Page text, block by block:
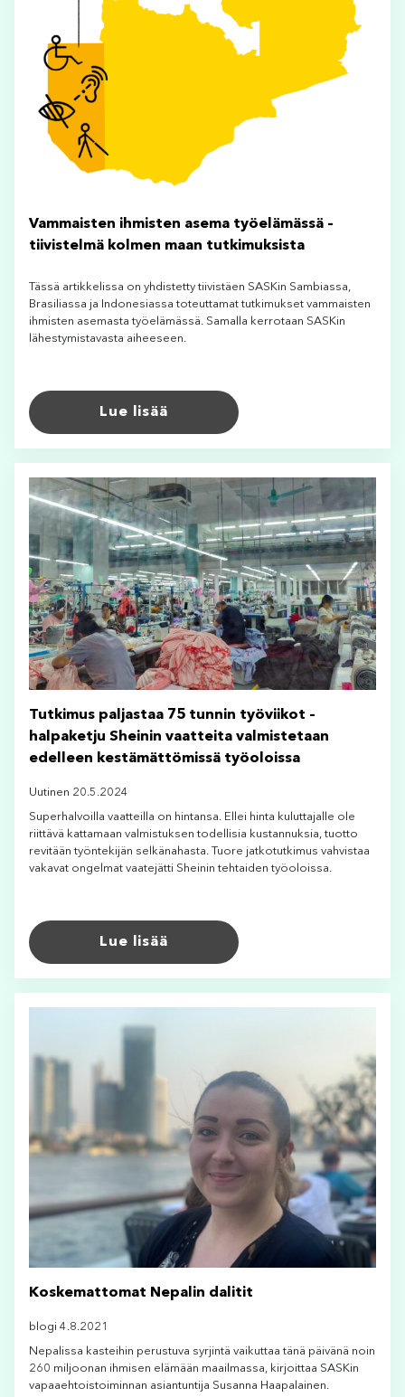
Vammaisten ihmisten asema työelämässä –
tiivistelmä kolmen maan tutkimuksista
Tässä artikkelissa on yhdistetty tiivistäen SASKin Sambiassa,
Brasiliassa ja Indonesiassa toteuttamat tutkimukset vammaisten
ihmisten asemasta työelämässä. Samalla kerrotaan SASKin
lähestymistavasta aiheeseen.
Lue lisää
Tutkimus paljastaa 75 tunnin työviikot –
halpaketju Sheinin vaatteita valmistetaan
edelleen kestämättömissä työoloissa
Uutinen 20.5.2024
Superhalvoilla vaatteilla on hintansa. Ellei hinta kuluttajalle ole
riittävä kattamaan valmistuksen todellisia kustannuksia, tuotto
revitään työntekijän selkänahasta. Tuore jatkotutkimus vahvistaa
vakavat ongelmat vaatejätti Sheinin tehtaiden työoloissa.
Lue lisää
Koskemattomat Nepalin dalitit
blogi 4.8.2021
Nepalissa kasteihin perustuva syrjintä vaikuttaa tänä päivänä noin
260 miljoonan ihmisen elämään maailmassa, kirjoittaa SASKin
vapaaehtoistoiminnan asiantuntija Susanna Haapalainen.